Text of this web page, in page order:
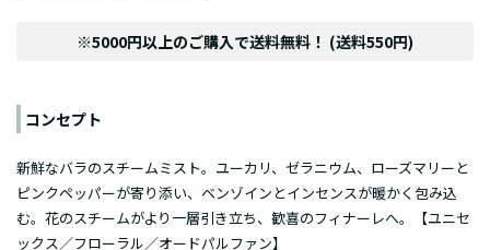
※5000円以上のご購入で送料無料！ (送料550円)
コンセプト
新鮮なバラのスチームミスト。ユーカリ、ゼラニウム、ローズマリーと
ピンクペッパーが寄り添い、ベンゾインとインセンスが暖かく包み込
む。花のスチームがより一層引き立ち、歓喜のフィナーレへ。【ユニセ
ックス／フローラル／オードパルファン】